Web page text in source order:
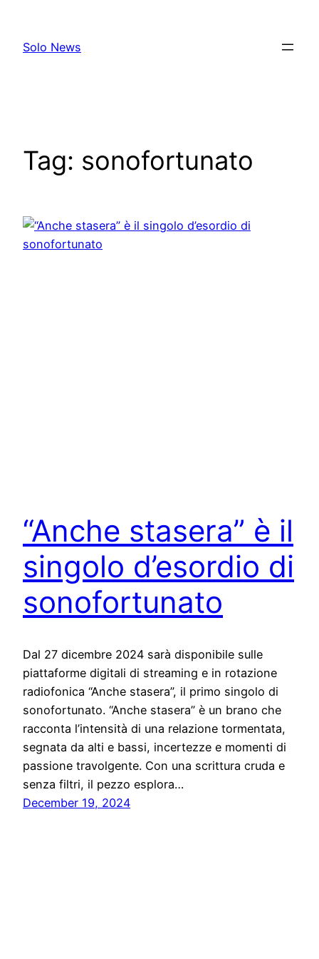
content
Solo News
Tag: sonofortunato
“Anche stasera” è il
singolo d’esordio di
sonofortunato
Dal 27 dicembre 2024 sarà disponibile sulle
piattaforme digitali di streaming e in rotazione
radiofonica “Anche stasera”, il primo singolo di
sonofortunato. “Anche stasera” è un brano che
racconta l’intensità di una relazione tormentata,
segnata da alti e bassi, incertezze e momenti di
passione travolgente. Con una scrittura cruda e
senza filtri, il pezzo esplora…
December 19, 2024